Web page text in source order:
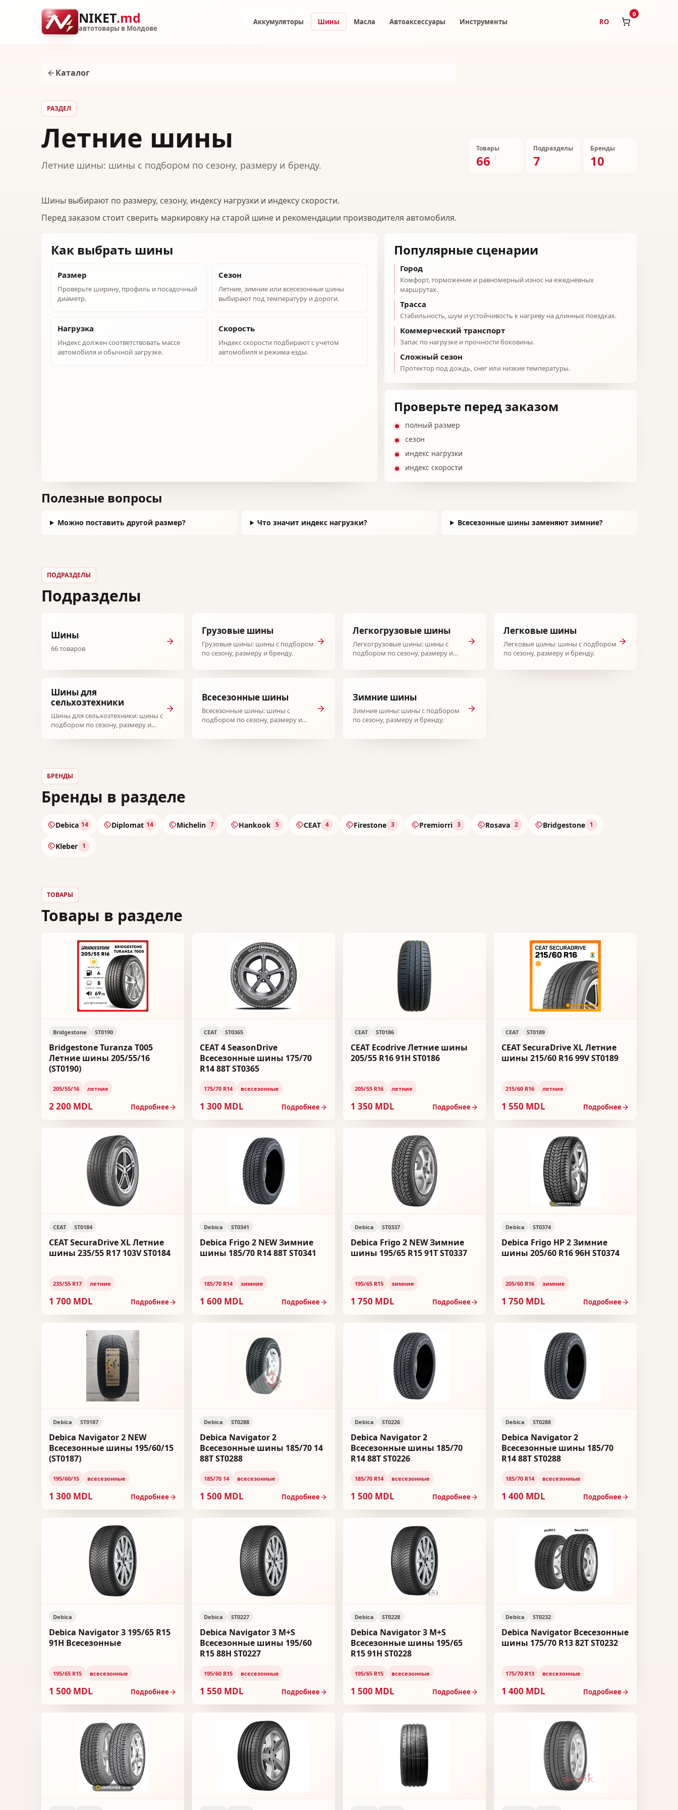
NIKET.md
автотовары в Молдове
Аккумуляторы Шины Масла Автоаксессуары Инструменты RO
0
Каталог
РАЗДЕЛ
Летние шины
Летние шины: шины с подбором по сезону, размеру и бренду.
Товары
66
Подразделы
7
Бренды
10
Шины выбирают по размеру, сезону, индексу нагрузки и индексу скорости.
Перед заказом стоит сверить маркировку на старой шине и рекомендации производителя автомобиля.
Как выбрать шины
Размер
Проверьте ширину, профиль и посадочный
диаметр.
Сезон
Летние, зимние или всесезонные шины
выбирают под температуру и дороги.
Нагрузка
Индекс должен соответствовать массе
автомобиля и обычной загрузке.
Скорость
Индекс скорости подбирают с учетом
автомобиля и режима езды.
Популярные сценарии
Город
Комфорт, торможение и равномерный износ на ежедневных
маршрутах.
Трасса
Стабильность, шум и устойчивость к нагреву на длинных поездках.
Коммерческий транспорт
Запас по нагрузке и прочности боковины.
Сложный сезон
Протектор под дождь, снег или низкие температуры.
Проверьте перед заказом
полный размер
сезон
индекс нагрузки
индекс скорости
Полезные вопросы
Можно поставить другой размер? Что значит индекс нагрузки? Всесезонные шины заменяют зимние?
ПОДРАЗДЕЛЫ
Подразделы
Шины
66 товаров
Грузовые шины
Грузовые шины: шины с подбором
по сезону, размеру и бренду.
Легкогрузовые шины
Легкогрузовые шины: шины с
подбором по сезону, размеру и
Легковые шины
Легковые шины: шины с подбором
по сезону, размеру и бренду.
Шины для
сельхозтехники
Шины для сельхозтехники: шины с
подбором по сезону, размеру и
Всесезонные шины
Всесезонные шины: шины с
подбором по сезону, размеру и
Зимние шины
Зимние шины: шины с подбором
по сезону, размеру и бренду.
БРЕНДЫ
Бренды в разделе
Debica 14 Diplomat 14 Michelin 7 Hankook 5 CEAT 4 Firestone 3 Premiorri 3 Rosava 2 Bridgestone 1
Kleber 1
ТОВАРЫ
Товары в разделе
Bridgestone ST0190
Bridgestone Turanza T005
Летние шины 205/55/16
(ST0190)
205/55/16 летние
2 200 MDL Подробнее
CEAT ST0365
CEAT 4 SeasonDrive
Всесезонные шины 175/70
R14 88T ST0365
175/70 R14 всесезонные
1 300 MDL Подробнее
CEAT ST0186
CEAT Ecodrive Летние шины
205/55 R16 91H ST0186
205/55 R16 летние
1 350 MDL Подробнее
CEAT ST0189
CEAT SecuraDrive XL Летние
шины 215/60 R16 99V ST0189
215/60 R16 летние
1 550 MDL Подробнее
CEAT ST0184
CEAT SecuraDrive XL Летние
шины 235/55 R17 103V ST0184
235/55 R17 летние
1 700 MDL Подробнее
Debica ST0341
Debica Frigo 2 NEW Зимние
шины 185/70 R14 88T ST0341
185/70 R14 зимние
1 600 MDL Подробнее
Debica ST0337
Debica Frigo 2 NEW Зимние
шины 195/65 R15 91T ST0337
195/65 R15 зимние
1 750 MDL Подробнее
Debica ST0374
Debica Frigo HP 2 Зимние
шины 205/60 R16 96H ST0374
205/60 R16 зимние
1 750 MDL Подробнее
Debica ST0187
Debica Navigator 2 NEW
Всесезонные шины 195/60/15
(ST0187)
195/60/15 всесезонные
1 300 MDL Подробнее
Debica ST0288
Debica Navigator 2
Всесезонные шины 185/70 14
88T ST0288
185/70 14 всесезонные
1 500 MDL Подробнее
Debica ST0226
Debica Navigator 2
Всесезонные шины 185/70
R14 88T ST0226
185/70 R14 всесезонные
1 500 MDL Подробнее
Debica ST0288
Debica Navigator 2
Всесезонные шины 185/70
R14 88T ST0288
185/70 R14 всесезонные
1 400 MDL Подробнее
Debica
Debica Navigator 3 195/65 R15
91H Всесезонные
195/65 R15 всесезонные
1 500 MDL Подробнее
Debica ST0227
Debica Navigator 3 M+S
Всесезонные шины 195/60
R15 88H ST0227
195/60 R15 всесезонные
1 550 MDL Подробнее
Debica ST0228
Debica Navigator 3 M+S
Всесезонные шины 195/65
R15 91H ST0228
195/65 R15 всесезонные
1 500 MDL Подробнее
Debica ST0232
Debica Navigator Всесезонные
шины 175/70 R13 82T ST0232
175/70 R13 всесезонные
1 400 MDL Подробнее